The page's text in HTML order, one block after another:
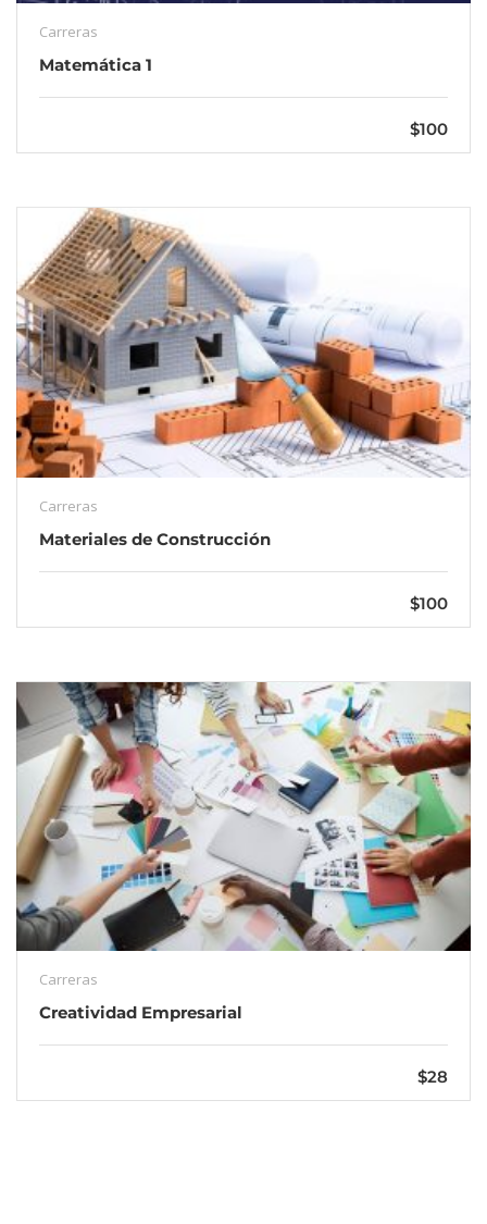
Carreras
Matemática 1
$100
Carreras
Materiales de Construcción
$100
Carreras
Creatividad Empresarial
$28